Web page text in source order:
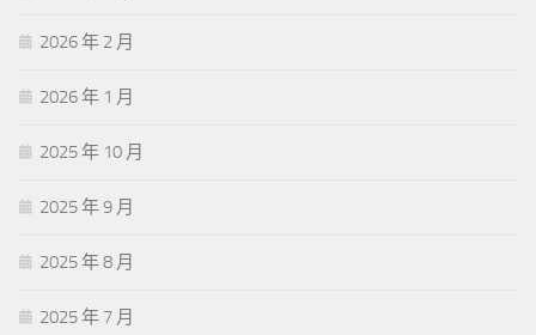
2026 年 2 月
2026 年 1 月
2025 年 10 月
2025 年 9 月
2025 年 8 月
2025 年 7 月